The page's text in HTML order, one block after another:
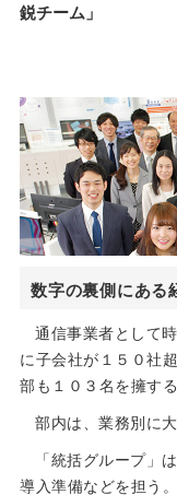
鋭チーム」
数字の裏側にある
通信事業者として
に子会社が１５０社
部も１０３名を擁す
部内は、業務別に
「統括グループ」
導入準備などを担う